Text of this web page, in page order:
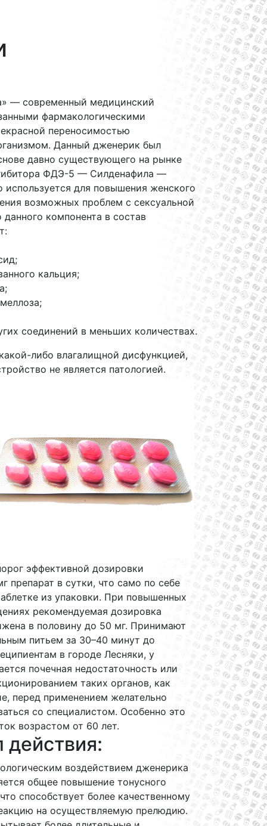
— современный медицинский
фармакологическими
переносимостью
Данный дженерик был
давно существующего на рынке
ФДЭ-5 — Силденафила —
используется для повышения женского
возможных проблем с сексуальной
компонента в состав
кальция;
соединений в меньших количествах.
либо влагалищной дисфункцией,
не является патологией.
эффективной дозировки
препарат в сутки, что само по себе
из упаковки. При повышенных
рекомендуемая дозировка
в половину до 50 мг. Принимают
питьем за 30–40 минут до
в городе Лесняки, у
почечная недостаточность или
таких органов, как
перед применением желательно
со специалистом. Особенно это
возрастом от 60 лет.
воздействием дженерика
общее повышение тонусного
способствует более качественному
на осуществляемую прелюдию.